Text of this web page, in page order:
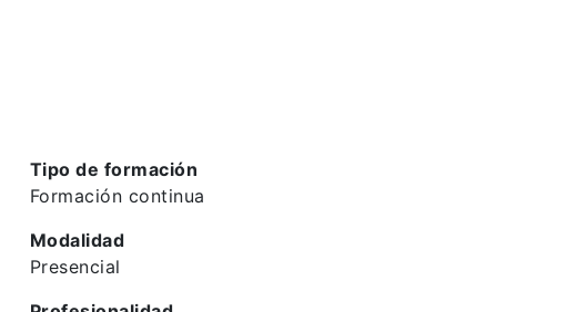
Tipo de formación
Formación continua
Modalidad
Presencial